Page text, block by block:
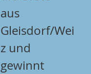
aus
Gleisdorf/Wei
z und
gewinnt